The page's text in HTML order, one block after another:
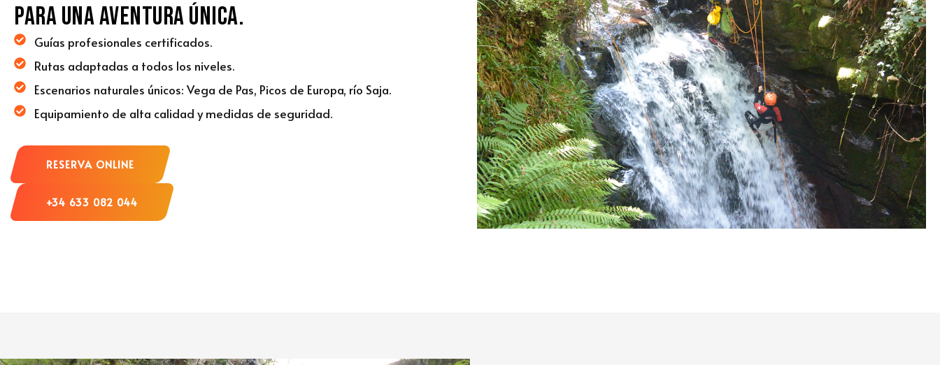
para una aventura única.
Guías profesionales certificados.
Rutas adaptadas a todos los niveles.
Escenarios naturales únicos: Vega de Pas, Picos de Europa, río Saja.
Equipamiento de alta calidad y medidas de seguridad.
RESERVA ONLINE
+34 633 082 044